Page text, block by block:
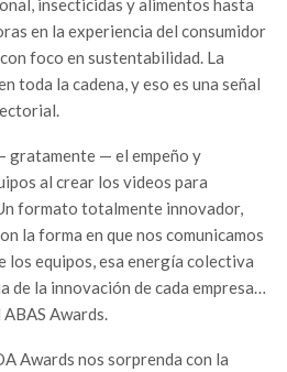
insecticidas y alimentos hasta
en la experiencia del consumidor
foco en sustentabilidad. La
toda la cadena, y eso es una señal
gratamente — el empeño y
al crear los videos para
formato totalmente innovador,
la forma en que nos comunicamos
los equipos, esa energía colectiva
de la innovación de cada empresa…
Awards.
Awards nos sorprenda con la